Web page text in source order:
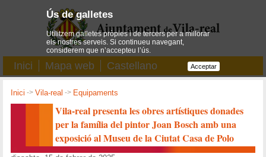
Inici Mapa web Castellano
Inici ->Vila-real -> Equipaments
Vila-real presenta les obres artístiques donades
per la família del pintor Joan Bosch amb una
exposició al Museu de la Ciutat Casa de Polo
Ús de galletes
Utilitzem galletes pròpies i de tercers per a millorar
els nostres serveis. Si continueu navegant,
considerem que n’accepteu l’ús.
Acceptar